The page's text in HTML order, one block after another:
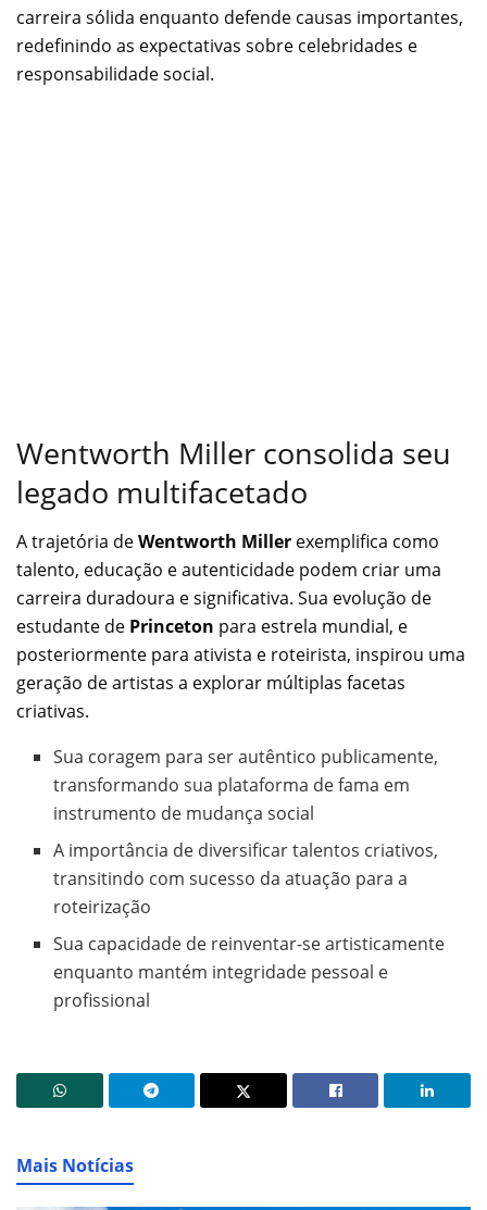
carreira sólida enquanto defende causas importantes,
redefinindo as expectativas sobre celebridades e
responsabilidade social.
Wentworth Miller consolida seu
legado multifacetado
A trajetória deWentworth Miller exemplifica como
talento, educação e autenticidade podem criar uma
carreira duradoura e significativa. Sua evolução de
estudante de Princeton para estrela mundial, e
posteriormente para ativista e roteirista, inspirou uma
geração de artistas a explorar múltiplas facetas
criativas.
Sua coragem para ser autêntico publicamente,
transformando sua plataforma de fama em
instrumento de mudança social
A importância de diversificar talentos criativos,
transitindo com sucesso da atuação para a
roteirização
Sua capacidade de reinventar-se artisticamente
enquanto mantém integridade pessoal e
profissional
Mais Notícias